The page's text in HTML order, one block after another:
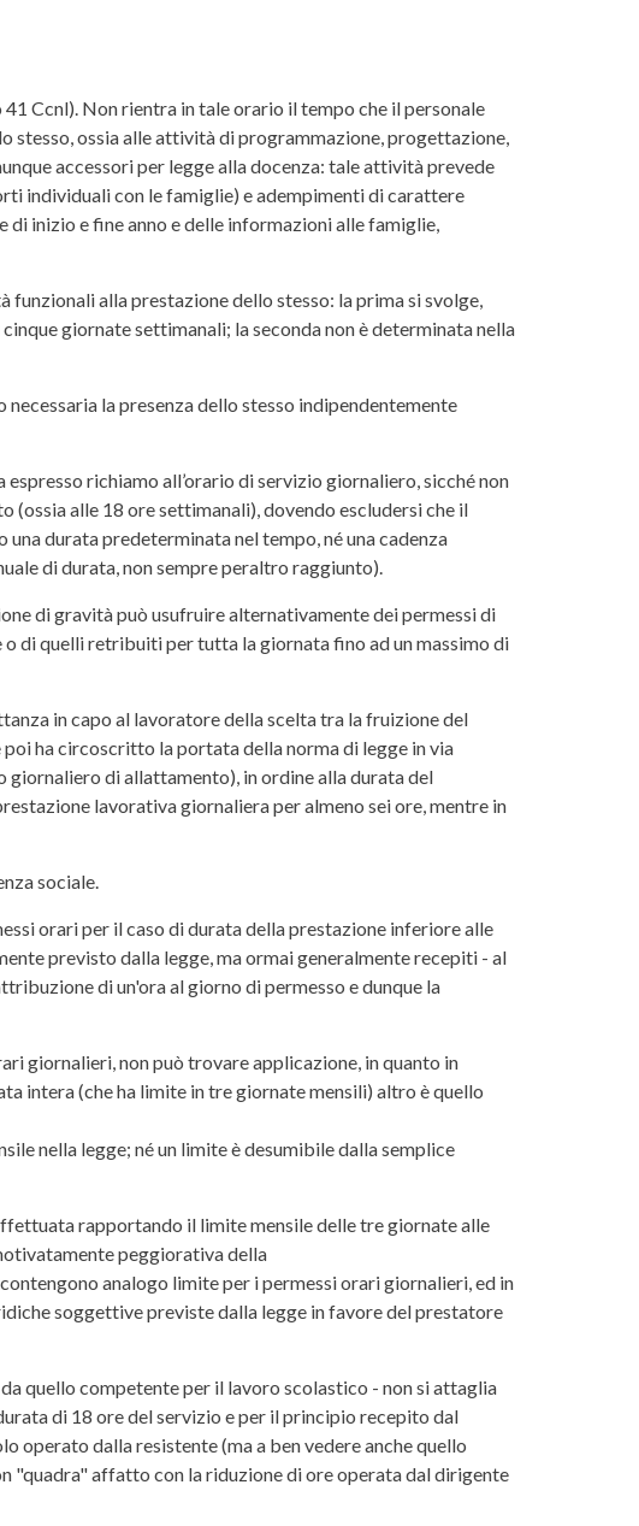
Ccnl). Non rientra in tale orario il tempo che il personale
stesso, ossia alle attività di programmazione, progettazione,
accessori per legge alla docenza: tale attività prevede
individuali con le famiglie) e adempimenti di carattere
inizio e fine anno e delle informazioni alle famiglie,
alla prestazione dello stesso: la prima si svolge,
giornate settimanali; la seconda non è determinata nella
la presenza dello stesso indipendentemente
richiamo all’orario di servizio giornaliero, sicché non
alle 18 ore settimanali), dovendo escludersi che il
durata predeterminata nel tempo, né una cadenza
di durata, non sempre peraltro raggiunto).
di gravità può usufruire alternativamente dei permessi di
di quelli retribuiti per tutta la giornata fino ad un massimo di
in capo al lavoratore della scelta tra la fruizione del
ha circoscritto la portata della norma di legge in via
di allattamento), in ordine alla durata del
lavorativa giornaliera per almeno sei ore, mentre in
sociale.
orari per il caso di durata della prestazione inferiore alle
previsto dalla legge, ma ormai generalmente recepiti - al
di un'ora al giorno di permesso e dunque la
giornalieri, non può trovare applicazione, in quanto in
intera (che ha limite in tre giornate mensili) altro è quello
nella legge; né un limite è desumibile dalla semplice
rapportando il limite mensile delle tre giornate alle
peggiorativa della
analogo limite per i permessi orari giornalieri, ed in
soggettive previste dalla legge in favore del prestatore
quello competente per il lavoro scolastico - non si attaglia
di 18 ore del servizio e per il principio recepito dal
operato dalla resistente (ma a ben vedere anche quello
"quadra" affatto con la riduzione di ore operata dal dirigente